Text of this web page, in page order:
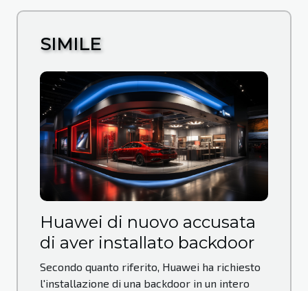
SIMILE
Huawei di nuovo accusata
di aver installato backdoor
Secondo quanto riferito, Huawei ha richiesto
l'installazione di una backdoor in un intero